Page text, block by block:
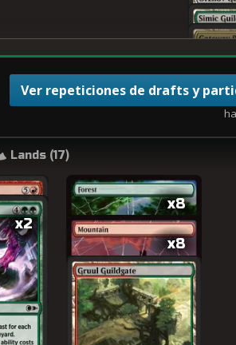
Ver repeticiones de drafts y
Lands (17)
x2
x8
x8